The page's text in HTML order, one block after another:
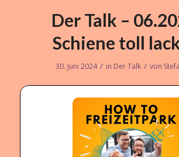
Der Talk –
Schiene toll
30. Juni 2024 / in Der Talk / von